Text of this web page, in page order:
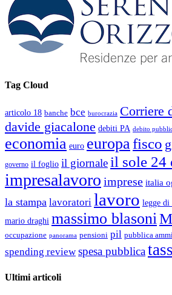
Tag Cloud
articolo 18 banche bce burocrazia Corriere
davide giacalone debiti PA debito
economia euro europa fisco
governo il foglio il giornale il sole 24
impresalavoro imprese italia
la stampa lavoratori lavoro legge di
mario draghi massimo blasoni
occupazione panorama pensioni pil pubblica
spending review spesa pubblica
Ultimi articoli